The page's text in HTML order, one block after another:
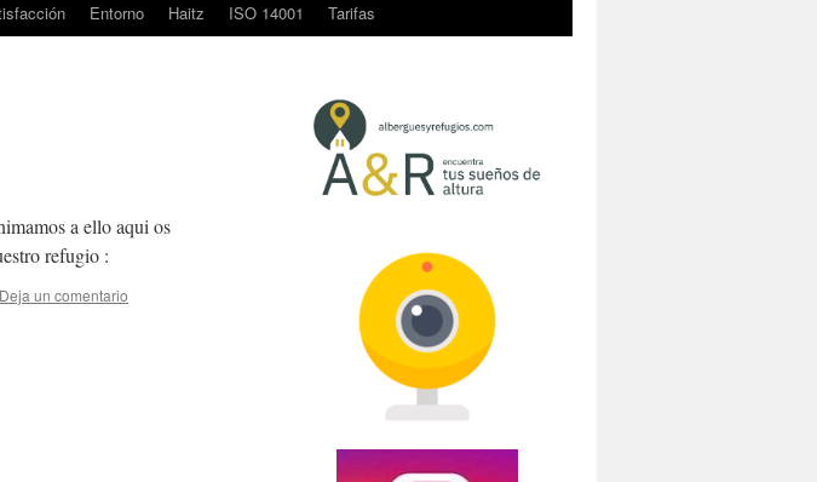
Entorno Haitz ISO 14001 Tarifas
a ello aqui os
refugio :
Deja un comentario